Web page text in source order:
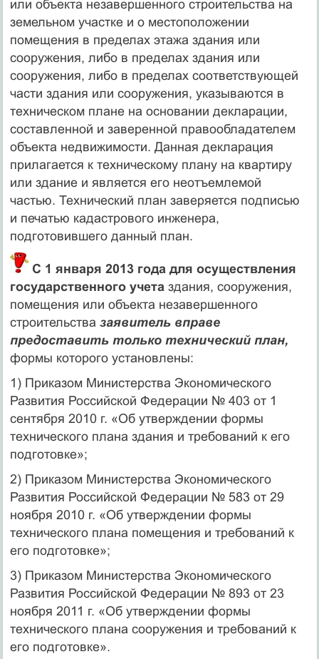
или объекта незавершенного строительства на
земельном участке и о местоположении
помещения в пределах этажа здания или
сооружения, либо в пределах здания или
сооружения, либо в пределах соответствующей
части здания или сооружения, указываются в
техническом плане на основании декларации,
составленной и заверенной правообладателем
объекта недвижимости. Данная декларация
прилагается к техническому плану на квартиру
или здание и является его неотъемлемой
частью. Технический план заверяется подписью
и печатью кадастрового инженера,
подготовившего данный план.
С 1 января 2013 года для осуществления
государственного учета здания, сооружения,
помещения или объекта незавершенного
строительства заявитель вправе
предоставить только технический план,
формы которого установлены:
1) Приказом Министерства Экономического
Развития Российской Федерации № 403 от 1
сентября 2010 г. «Об утверждении формы
технического плана здания и требований к его
подготовке»;
2) Приказом Министерства Экономического
Развития Российской Федерации № 583 от 29
ноября 2010 г. «Об утверждении формы
технического плана помещения и требований к
его подготовке»;
3) Приказом Министерства Экономического
Развития Российской Федерации № 893 от 23
ноября 2011 г. «Об утверждении формы
технического плана сооружения и требований к
его подготовке».